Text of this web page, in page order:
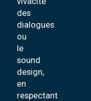
des
dialogues
ou
le
sound
design,
en
respectant